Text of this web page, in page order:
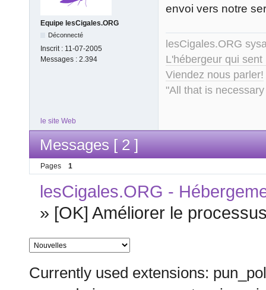
Equipe lesCigales.ORG
Déconnecté
Inscrit : 11-07-2005
Messages : 2.394
envoi vers notre
lesCigales.ORG
L'hébergeur qui
Viendez nous parler!
"All that is
le site Web
Messages [ 2 ]
Pages 1
lesCigales.ORG -
» [OK] Améliorer le
Currently used extensions: